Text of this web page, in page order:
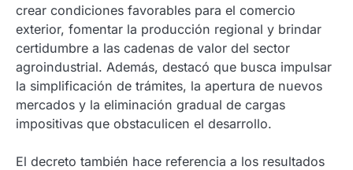
crear condiciones favorables para el comercio
exterior, fomentar la producción regional y brindar
certidumbre a las cadenas de valor del sector
agroindustrial. Además, destacó que busca impulsar
la simplificación de trámites, la apertura de nuevos
mercados y la eliminación gradual de cargas
impositivas que obstaculicen el desarrollo.
El decreto también hace referencia a los resultados